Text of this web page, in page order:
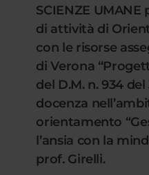
SCIENZE
di attività di
con le risorse
di Verona
del D.M. n. 934
docenza
orientamento
l’ansia con la
prof. Girelli.